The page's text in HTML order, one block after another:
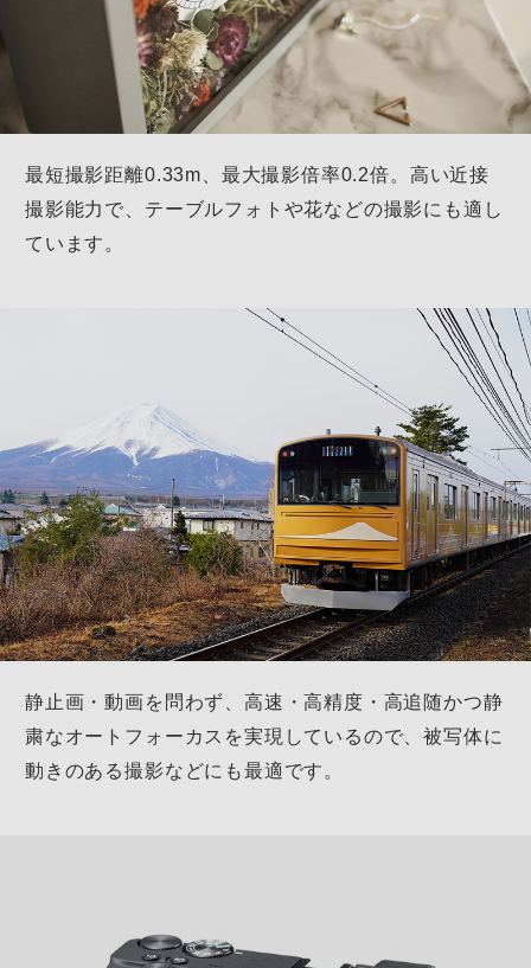
最短撮影距離0.33m、最大撮影倍率0.2倍。 高い近接
撮影能力で、テーブルフォトや花などの撮影にも適し
ています。
静止画・動画を問わず、高速・高精度・高追随かつ静
粛なオートフォーカスを実現しているので、被写体に
動きのある撮影などにも最適です。